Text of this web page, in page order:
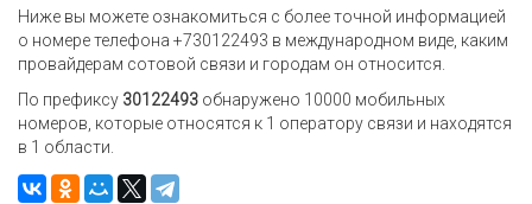
Ниже вы можете ознакомиться с более точной информацией
о номере телефона +730122493 в международном виде, каким
провайдерам сотовой связи и городам он относится.
По префиксу 30122493 обнаружено 10000 мобильных
номеров, которые относятся к 1 оператору связи и находятся
в 1 области.